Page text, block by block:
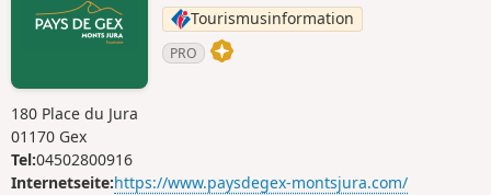
Tourismusinformation
PRO
180 Place du Jura
01170 Gex
Tel:04502800916
Internetseite:https://www.paysdegex-montsjura.com/